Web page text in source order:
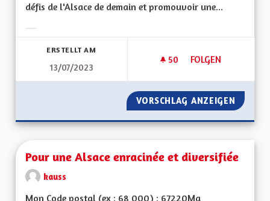
défis de l'Alsace de demain et promouvoir une...
ERSTELLT AM
13/07/2023
50 50 FOLLOWER
FOLGEN
LIAISON
VORSCHLAG ANZEIGEN
Pour une Alsace enracinée et diversifiée
kauss
Mon Code postal (ex : 68 000) : 67220Ma